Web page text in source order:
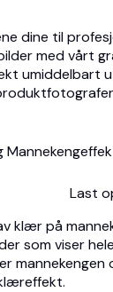
dine til
med vårt
Last
klær på
som viser
mannekengen